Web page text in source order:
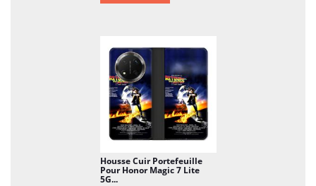
Housse Cuir Portefeuille
Pour Honor Magic 7 Lite
5G...